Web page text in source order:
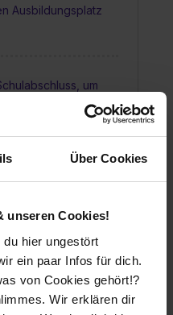
Über Cookies
unseren Cookies!
hier ungestört
ein paar Infos für dich.
von Cookies gehört!?
Wir erklären dir
Ausbildungsplatz
um
einer Ausbildung in
–